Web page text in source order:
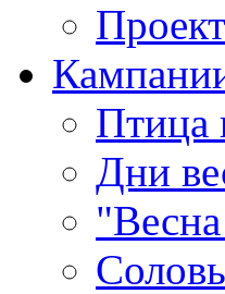
Птица
Дни